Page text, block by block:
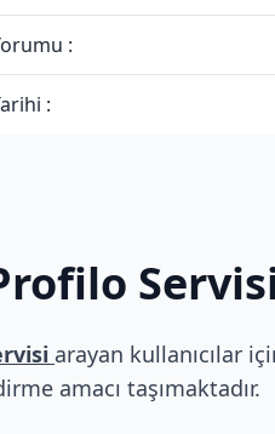
:
:
arayan kullanıcılar
amacı taşımaktadır.